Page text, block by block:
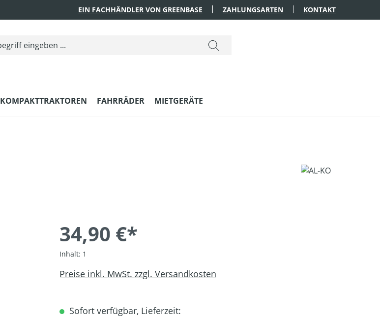
EIN FACHHÄNDLER VON GREENBASE ZAHLUNGSARTEN KONTAKT
KOMPAKTTRAKTOREN FAHRRÄDER MIETGERÄTE
34,90 €*
Inhalt: 1
Preise inkl. MwSt. zzgl. Versandkosten
Sofort verfügbar, Lieferzeit: